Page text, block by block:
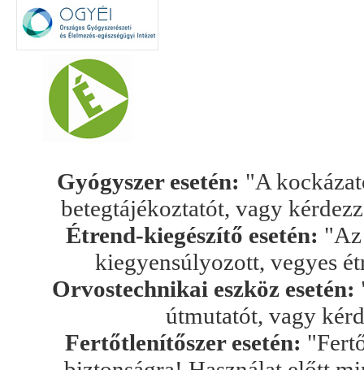
Gyógyszer esetén: "A
betegtájékoztatót, vagy
Étrend-kiegészítő esetén: "Az
kiegyensúlyozott, vegyes
Orvostechnikai eszköz esetén:
útmutatót, vagy
Fertőtlenítőszer esetén: